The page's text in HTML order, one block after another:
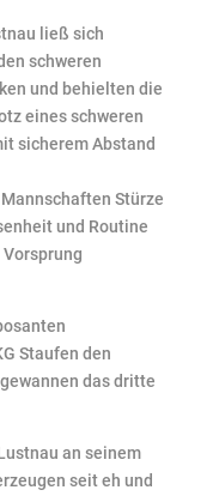
ließ sich
schweren
und behielten die
eines schweren
sicherem Abstand
Stürze
und Routine
Vorsprung
Staufen den
das dritte
an seinem
seit eh und